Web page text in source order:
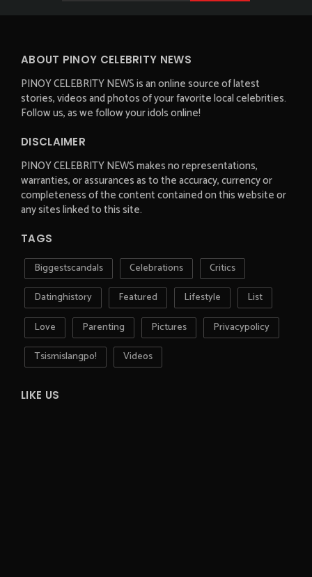
ABOUT PINOY CELEBRITY NEWS
PINOY CELEBRITY NEWS is an online source of latest
stories, videos and photos of your favorite local celebrities.
Follow us, as we follow your idols online!
DISCLAIMER
PINOY CELEBRITY NEWS makes no representations,
warranties, or assurances as to the accuracy, currency or
completeness of the content contained on this website or
any sites linked to this site.
TAGS
Biggestscandals Celebrations
Critics
Datinghistory
Featured Lifestyle
List
Love
Parenting Pictures
Privacypolicy
Tsismislangpo!
Videos
LIKE US